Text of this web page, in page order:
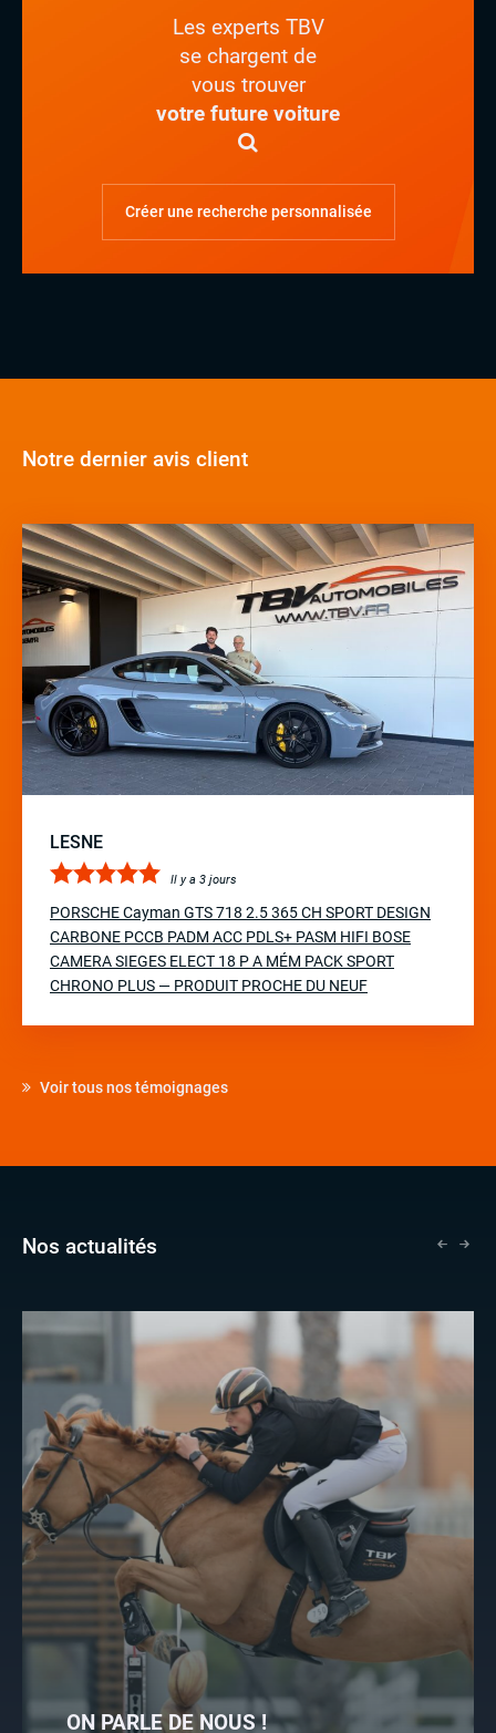
Les experts TBV
se chargent de
vous trouver
votre future voiture
Créer une recherche personnalisée
Notre dernier avis client
LESNE
Il y a 3 jours
PORSCHE Cayman GTS 718 2.5 365 CH SPORT DESIGN
CARBONE PCCB PADM ACC PDLS+ PASM HIFI BOSE
CAMERA SIEGES ELECT 18 P A MÉM PACK SPORT
CHRONO PLUS — PRODUIT PROCHE DU NEUF
Voir tous nos témoignages
Nos actualités
ON PARLE DE NOUS !